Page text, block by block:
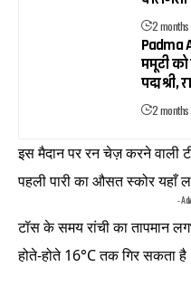
2 months
Padma
ममूटी को
पद्म श्री,
2 months
इस मैदान पर रन चेज़ करने वाली
पहली पारी का औसत स्कोर यहाँ
-
टॉस के समय रांची का तापमान
होते-होते 16°C तक गिर सकता